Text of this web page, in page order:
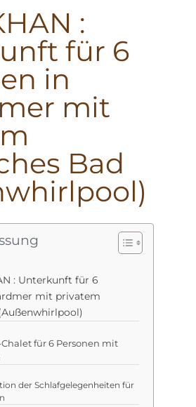
:
für 6
in
mit
Bad
: Unterkunft für 6
mit privatem
für 6 Personen mit
der Schlafgelegenheiten für